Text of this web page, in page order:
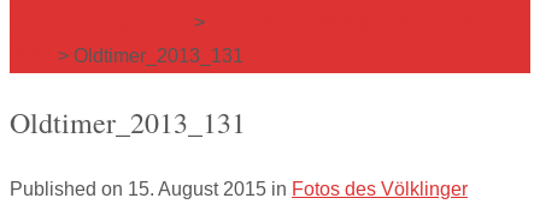
>
> Oldtimer_2013_131
Oldtimer_2013_131
Published on 15. August 2015 in Fotos des Völklinger